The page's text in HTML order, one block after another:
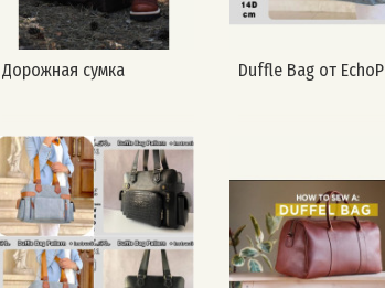
Дорожная сумка Duffle Bag от